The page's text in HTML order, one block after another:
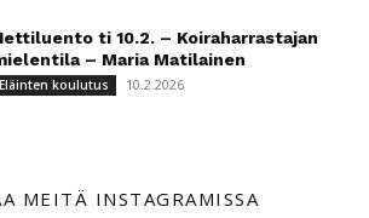
ti 10.2. – Koiraharrastajan
– Maria Matilainen
Eläinten koulutus 10.2.2026
MEITÄ INSTAGRAMISSA